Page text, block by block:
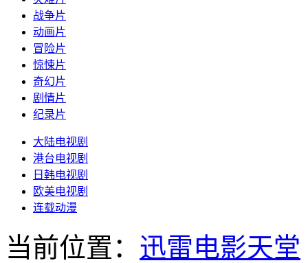
战争片
动画片
冒险片
惊悚片
奇幻片
剧情片
纪录片
大陆电视剧
港台电视剧
日韩电视剧
欧美电视剧
连载动漫
当前位置： 迅雷电影天堂